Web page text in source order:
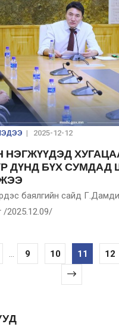
| 2025-12-12
ДҮНД БҮХ СУМДАД
баялгийн сайд
/2025.12.09/
... 9 10 11 12